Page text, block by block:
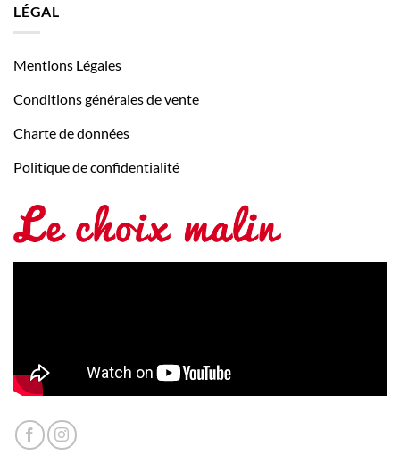
LÉGAL
Mentions Légales
Conditions générales de vente
Charte de données
Politique de confidentialité